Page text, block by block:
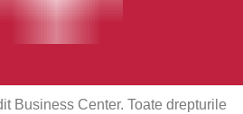
Business Center. Toate drepturile